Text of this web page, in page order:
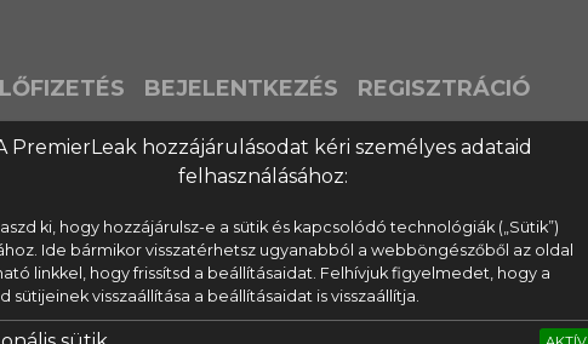
PremierLeak hozzájárulásodat kéri személyes adataid
felhasználásához:
ki, hogy hozzájárulsz-e a sütik és kapcsolódó technológiák („Sütik”)
Ide bármikor visszatérhetsz ugyanabból a webböngészőből az oldal
linkkel, hogy frissítsd a beállításaidat. Felhívjuk figyelmedet, hogy a
sütijeinek visszaállítása a beállításaidat is visszaállítja.
BEJELENTKEZÉS REGISZTRÁCIÓ